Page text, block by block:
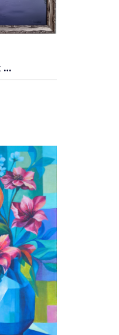
Zámecký rybník v Lednici